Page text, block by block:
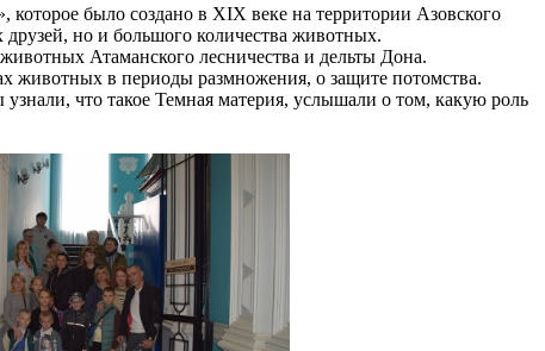
было создано в XIX веке на территории Азовского
друзей, но и большого количества животных.
Атаманского лесничества и дельты Дона.
животных в периоды размножения, о защите потомства.
что такое Темная материя, услышали о том, какую роль